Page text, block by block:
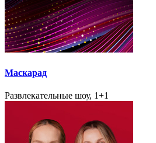
Маскарад
Развлекательные шоу, 1+1